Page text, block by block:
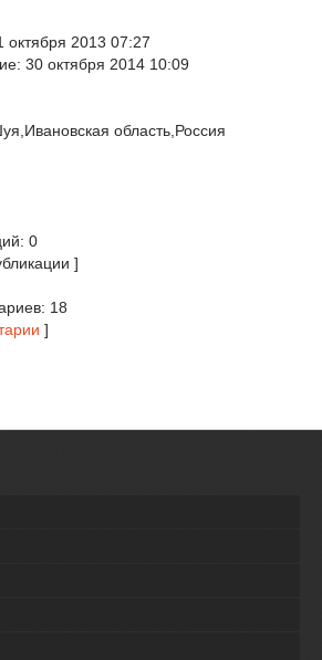
октября 2013 07:27
30 октября 2014 10:09
область,Россия
0
]
18
]